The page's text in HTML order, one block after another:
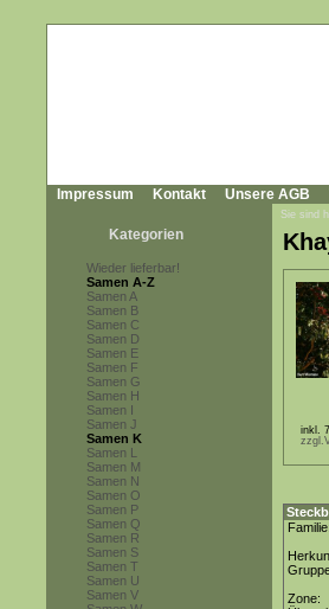
Impressum Kontakt Unsere AGB
Kategorien
Wieder lieferbar!
Samen A-Z
Samen A
Samen B
Samen C
Samen D
Samen E
Samen F
Samen G
Samen H
Samen I
Samen J
Samen K
Samen L
Samen M
Samen N
Samen O
Samen P
Samen Q
Samen R
Samen S
Samen T
Samen U
Samen V
Sie sind
inkl.
Familie:
Zone: